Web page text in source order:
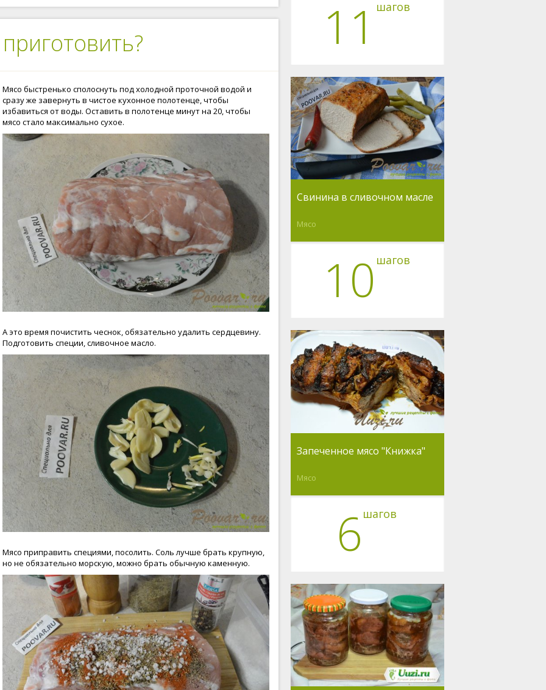
Мясо быстренько сполоснуть под холодной проточной водой и
сразу же завернуть в чистое кухонное полотенце, чтобы
избавиться от воды. Оставить в полотенце минут на 20, чтобы
мясо стало максимально сухое.
А это время почистить чеснок, обязательно удалить сердцевину.
Подготовить специи, сливочное масло.
Мясо приправить специями, посолить. Соль лучше брать крупную,
но не обязательно морскую, можно брать обычную каменную.
11 шагов
Свинина в сливочном масле
Мясо
10 шагов
Запеченное мясо "Книжка"
Мясо
6 шагов